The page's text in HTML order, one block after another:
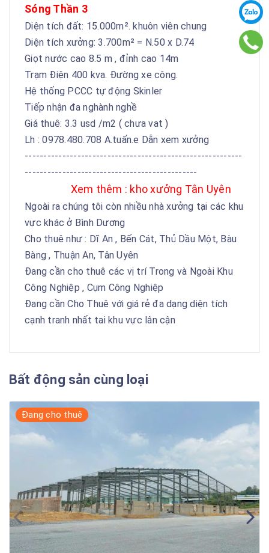
Sóng Thần 3
Diện tích đất: 15.000m². khuôn viên chung
Diện tích xưởng: 3.700m² = N.50 x D.74
Giọt nước cao 8.5 m , đỉnh cao 14m
Trạm Điện 400 kva. Đường xe công.
Hệ thống PCCC tự động Skinler
Tiếp nhận đa nghành nghề
Giá thuê: 3.3 usd /m2 ( chưa vat )
Lh : 0978.480.708 A.tuấn.e Dẫn xem xưởng
----------------------------------------------------------
----------------------------------------------
Xem thêm : kho xưởng Tân Uyên
Ngoài ra chúng tôi còn nhiều nhà xưởng tại các khu
vực khác ở Bình Dương
Cho thuê như : Dĩ An , Bến Cát, Thủ Dầu Một, Bàu
Bàng , Thuận An, Tân Uyên
Đang cần cho thuê các vị trí Trong và Ngoài Khu
Công Nghiệp , Cụm Công Nghiệp
Đang cần Cho Thuê với giá rẻ đa dạng diện tích
cạnh tranh nhất tai khu vực lân cận
Bất động sản cùng loại
Đang cho thuê